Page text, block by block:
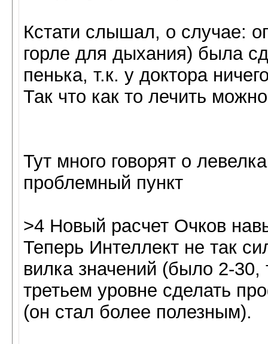
Кстати слышал, о случае:
горле для дыхания) была
пенька, т.к. у доктора
Так что как то лечить
Тут много говорят о
проблемный пункт
>4 Новый расчет Очков
Теперь Интеллект не так
вилка значений (было 2-
третьем уровне сделать
(он стал более полезным).